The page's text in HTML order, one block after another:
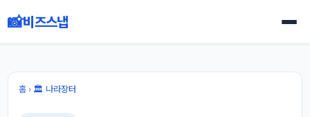
📸비즈스냅
홈› 🏛 나라장터